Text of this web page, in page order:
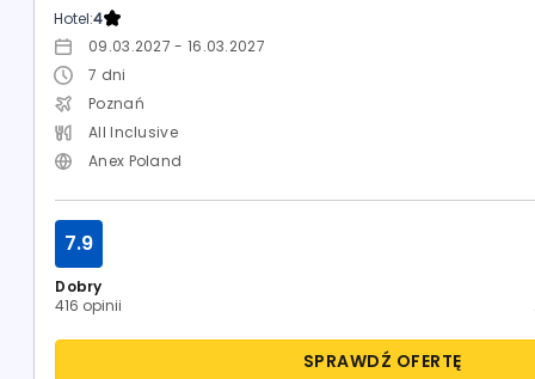
Hotel:4
09.03.2027 - 16.03.2027
7 dni
Poznań
All Inclusive
Anex Poland
Dobry
416 opinii
7.9
SPRAWDŹ OFERTĘ